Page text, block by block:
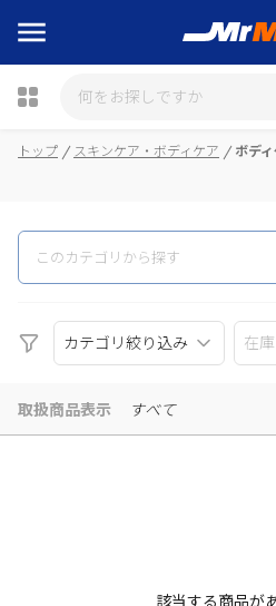
瓶詰
トップ スキンケア・ボディケア ボデ
カテゴリ絞り込み 在
取扱商品表示 すべて
該当する商品が